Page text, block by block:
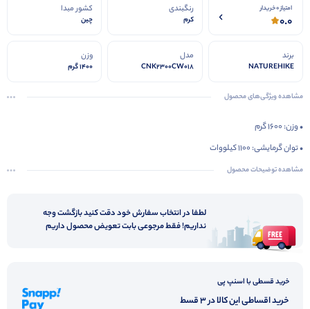
امتیاز 0 خریدار
0.0
رنگبندی
کرم
کشور مبدا
چین
برند
NATUREHIKE
مدل
CNK2300CW018
وزن
1400 گرم
مشاهده ویژگی‌های محصول
• وزن: ۱۶۰۰ گرم
• توان گرمایشی: ۱۱۰۰ کیلووات
• مصرف گاز: ۸۰ گرم در ساعت
• مجهز به دستگیره تاشو نسوز و سینی پرتابل
• مناسب برای کمپینگ، طبیعت‌گردی و استفاده در چادر
مشاهده توضیحات محصول
لطفا در انتخاب سفارش خود دقت کنید بازگشت وجه
نداریم! فقط مرجوعی بابت تعویض محصول داریم
خرید قسطی با اسنپ پی
خرید اقساطی این کالا در 3 قسط